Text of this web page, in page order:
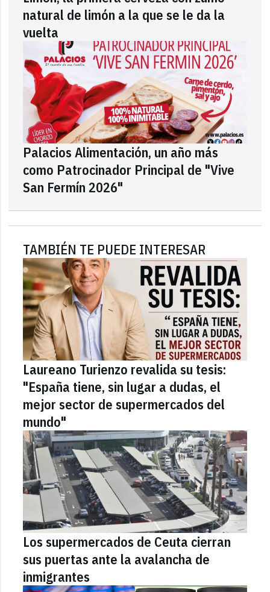
natural de limón a la que se le da la
vuelta
Palacios Alimentación, un año más
como Patrocinador Principal de "Vive
San Fermín 2026"
TAMBIÉN TE PUEDE INTERESAR
Laureano Turienzo revalida su tesis:
"España tiene, sin lugar a dudas, el
mejor sector de supermercados del
mundo"
Los supermercados de Ceuta cierran
sus puertas ante la avalancha de
inmigrantes